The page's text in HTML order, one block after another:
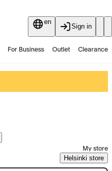
en
Sign in
For Business Outlet Clearance
My store
Helsinki store